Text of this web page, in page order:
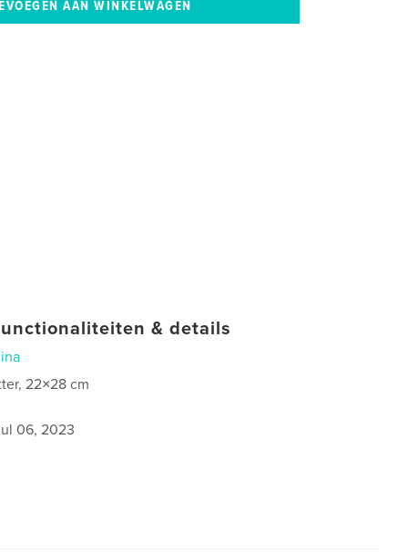
& details
22×28 cm
06, 2023